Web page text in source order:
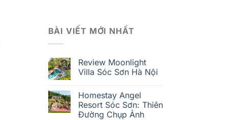
BÀI VIẾT MỚI NHẤT
Review Moonlight
Villa Sóc Sơn Hà Nội
Homestay Angel
Resort Sóc Sơn: Thiên
Đường Chụp Ảnh